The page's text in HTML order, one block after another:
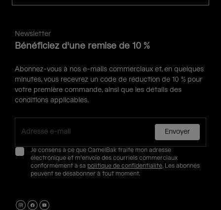
Newsletter
Bénéficiez d'une remise de 10 %
Abonnez-vous à nos e-mails commerciaux et, en quelques
minutes, vous recevrez un code de réduction de 10 % pour
votre première commande, ainsi que les détails des
conditions applicables.
Envoyer
Je consens à ce que CamelBak traite mon adresse
électronique et m'envoie des courriels commerciaux
conformément à sa politique de confidentialité. Les abonnés
peuvent se désabonner à tout moment.